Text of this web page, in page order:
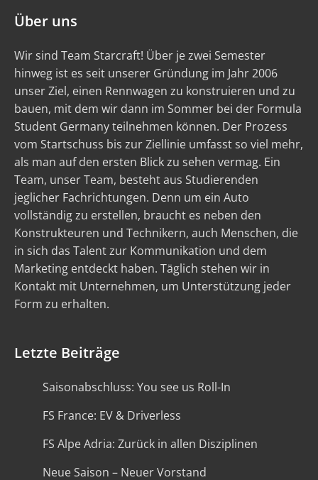
Über uns
Wir sind Team Starcraft! Über je zwei Semester
hinweg ist es seit unserer Gründung im Jahr 2006
unser Ziel, einen Rennwagen zu konstruieren und zu
bauen, mit dem wir dann im Sommer bei der Formula
Student Germany teilnehmen können. Der Prozess
vom Startschuss bis zur Ziellinie umfasst so viel mehr,
als man auf den ersten Blick zu sehen vermag. Ein
Team, unser Team, besteht aus Studierenden
jeglicher Fachrichtungen. Denn um ein Auto
vollständig zu erstellen, braucht es neben den
Konstrukteuren und Technikern, auch Menschen, die
in sich das Talent zur Kommunikation und dem
Marketing entdeckt haben. Täglich stehen wir in
Kontakt mit Unternehmen, um Unterstützung jeder
Form zu erhalten.
Letzte Beiträge
Saisonabschluss: You see us Roll-In
FS France: EV & Driverless
FS Alpe Adria: Zurück in allen Disziplinen
Neue Saison – Neuer Vorstand